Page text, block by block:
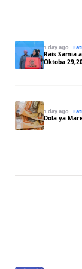
1 day ago ·
Rais Samia
Oktoba
1 day ago ·
Dola ya